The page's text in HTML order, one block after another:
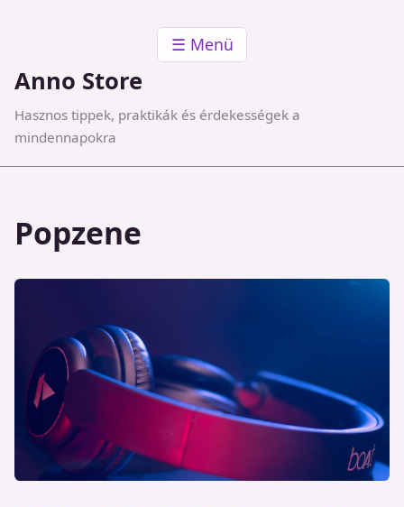
☰ Menü
Anno Store
Hasznos tippek, praktikák és érdekességek a
mindennapokra
Popzene